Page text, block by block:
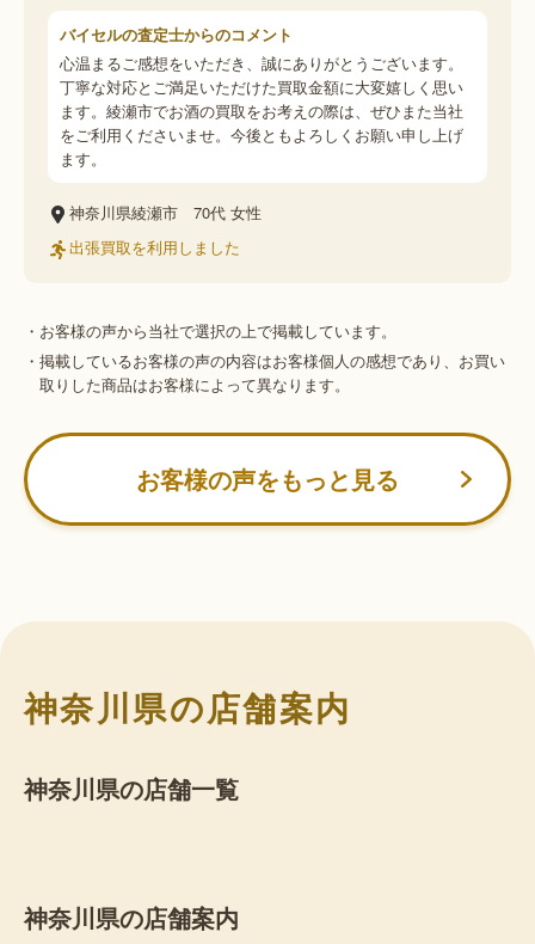
バイセルの査定士からのコメント
心温まるご感想をいただき、誠にありがとうございます。
丁寧な対応とご満足いただけた買取金額に大変嬉しく思い
ます。綾瀬市でお酒の買取をお考えの際は、ぜひまた当社
をご利用くださいませ。今後ともよろしくお願い申し上げ
ます。
神奈川県綾瀬市 70代 女性
出張買取を利用しました
・お客様の声から当社で選択の上で掲載しています。
・掲載しているお客様の声の内容はお客様個人の感想であり、お買い
取りした商品はお客様によって異なります。
お客様の声をもっと見る
神奈川県の店舗案内
神奈川県の店舗一覧
神奈川県の店舗案内